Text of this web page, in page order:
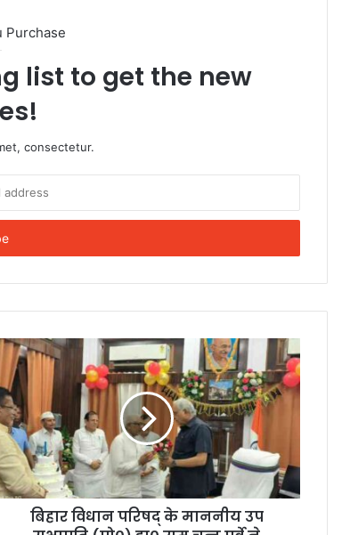
Purchase
list to get the new
consectetur.
बिहार विधान परिषद् के माननीय उप